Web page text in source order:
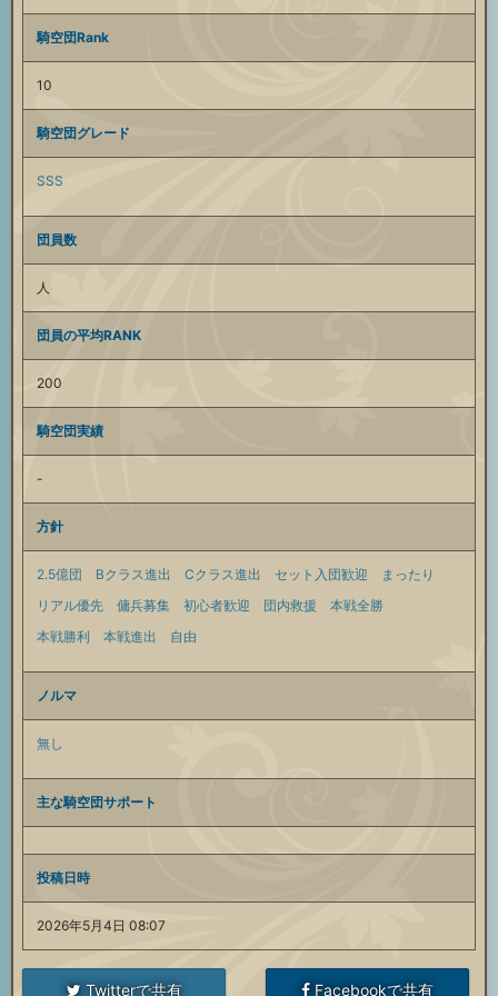
騎空団Rank
10
騎空団グレード
SSS
団員数
人
団員の平均RANK
200
騎空団実績
-
方針
2.5億団 Bクラス進出 Cクラス進出 セット入団歓迎
まったり
リアル優先
傭兵募集 初心者歓迎 団内救援
本戦全勝
本戦勝利
本戦進出 自由
ノルマ
無し
主な騎空団サポート
投稿日時
2026年5月4日 08:07
Twitterで共有 Facebookで共有